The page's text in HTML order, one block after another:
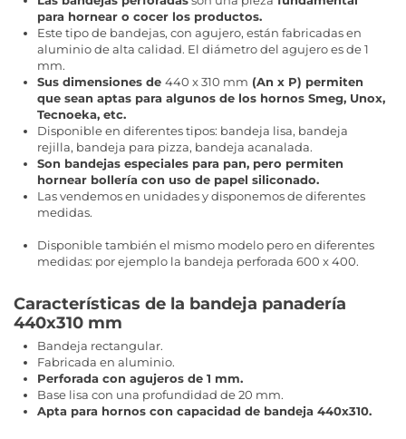
para hornear o cocer los productos.
Este tipo de bandejas, con agujero, están fabricadas en
aluminio de alta calidad. El diámetro del agujero es de 1
mm.
Sus dimensiones de 440 x 310 mm (An x P) permiten
que sean aptas para algunos de los hornos Smeg, Unox,
Tecnoeka, etc.
Disponible en diferentes tipos: bandeja lisa, bandeja
rejilla, bandeja para pizza, bandeja acanalada.
Son bandejas especiales para pan, pero permiten
hornear bollería con uso de papel siliconado.
Las vendemos en unidades y disponemos de diferentes
medidas.
Disponible también el mismo modelo pero en diferentes
medidas: por ejemplo la bandeja perforada 600 x 400.
Características de la bandeja panadería
440x310 mm
Bandeja rectangular.
Fabricada en aluminio.
Perforada con agujeros de 1 mm.
Base lisa con una profundidad de 20 mm.
Apta para hornos con capacidad de bandeja 440x310.